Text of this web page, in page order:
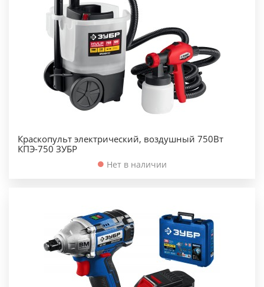
Краскопульт электрический, воздушный 750Вт
КПЭ-750 ЗУБР
Нет в наличии